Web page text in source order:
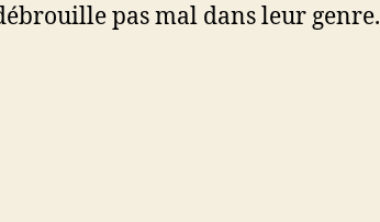
pas mal dans leur genre.